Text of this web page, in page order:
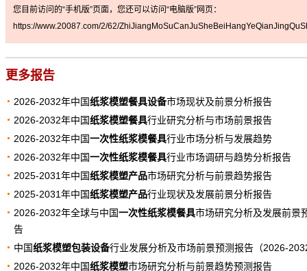
您目前访问的“手机版”页面，您还可以访问“电脑版”网页：
https://www.20087.com/2/62/
更多报告
2026-2032年中国纸浆模塑餐具设备市场现状及前景分析报告
2026-2032年中国纸浆模塑餐具行业研究分析与市场前景报告
2026-2032年中国一次性纸浆模餐具行业市场分析与发展趋势
2026-2032年中国一次性纸浆模餐具行业市场调研与趋势分析报告
2025-2031年中国纸浆模塑产品市场研究分析与前景趋势报告
2025-2031年中国纸浆模塑产品行业现状及发展前景分析报告
2026-2032年全球与中国一次性纸浆模餐具市场研究分析及发展前景
告
中国纸浆模塑包装设备行业发展分析及市场前景预测报告（2026-
2026-2032年中国纸浆模塑市场研究分析与前景趋势预测报告